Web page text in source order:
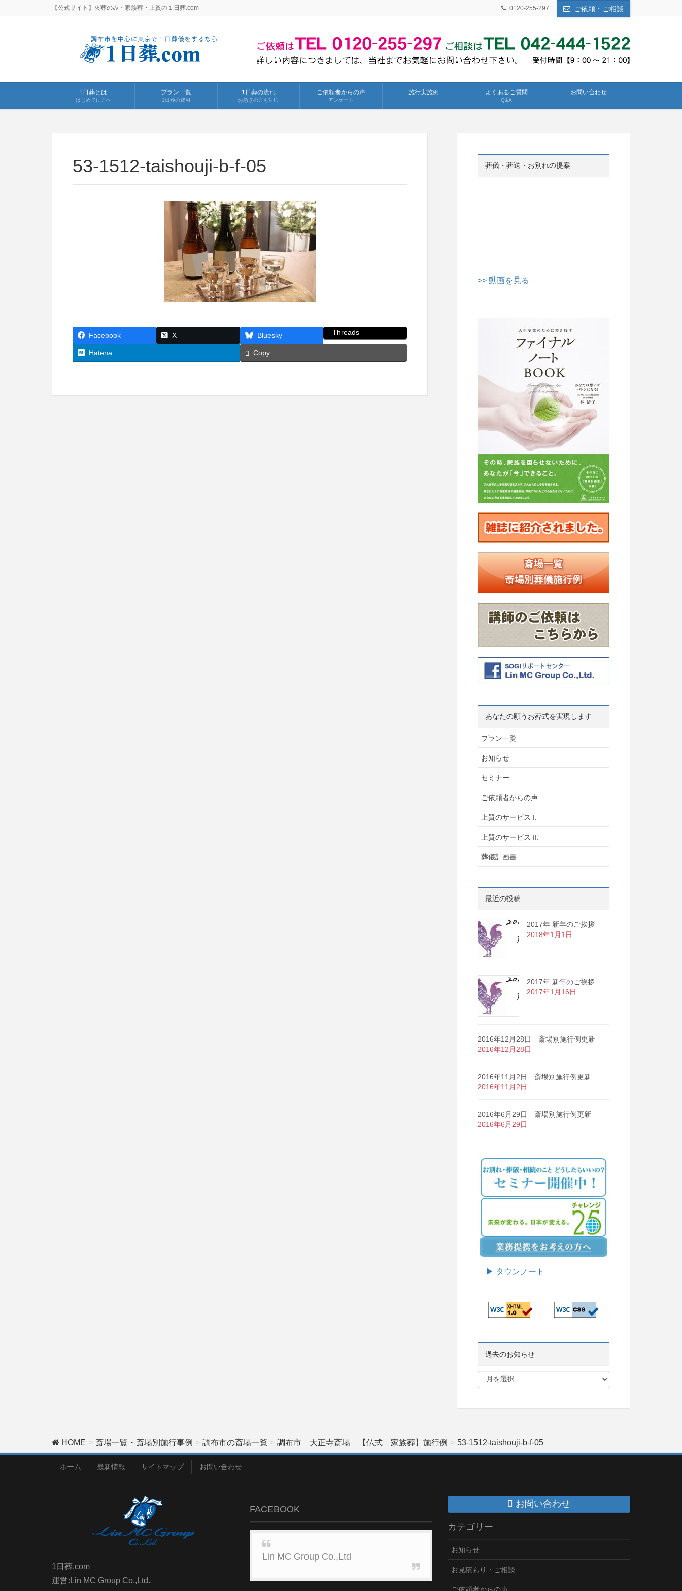
【公式サイト】火葬のみ・家族葬・上質の１日葬.com 0120-255-297 ご依頼・ご相談
1日葬とは
はじめてに方へ
プラン一覧
1日葬の費用
1日葬の流れ
お急ぎの方も対応
ご依頼者からの声
アンケート
施行実施例 よくあるご質問
Q&A
お問い合わせ
53-1512-taishouji-b-f-05
Facebook X Bluesky Threads
Hatena Copy
葬儀・葬送・お別れの提案
>> 動画を見る
あなたの願うお葬式を実現します
プラン一覧
お知らせ
セミナー
ご依頼者からの声
上質のサービス I.
上質のサービス II.
葬儀計画書
最近の投稿
2017年 新年のご挨拶
2018年1月1日
2017年 新年のご挨拶
2017年1月16日
2016年12月28日 斎場別施行例更新
2016年12月28日
2016年11月2日 斎場別施行例更新
2016年11月2日
2016年6月29日 斎場別施行例更新
2016年6月29日
▶ タウンノート
過去のお知らせ
HOME 斎場一覧・斎場別施行事例 調布市の斎場一覧 調布市 大正寺斎場 【仏式 家族葬】施行例 53-1512-taishouji-b-f-05
ホーム 最新情報 サイトマップ お問い合わせ
1日葬.com
運営:Lin MC Group Co.,Ltd.
FACEBOOK
Lin MC Group Co.,Ltd
お問い合わせ
カテゴリー
お知らせ
お見積もり・ご相談